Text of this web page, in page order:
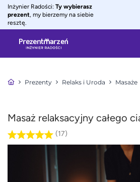
Inżynier Radości: Ty wybierasz
prezent, my bierzemy na siebie
resztę.
Prezenty Relaks i Uroda Masaże
Masaż relaksacyjny całego
(17)